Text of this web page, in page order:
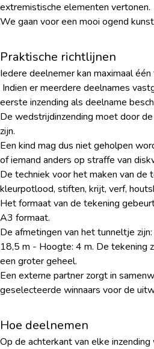
extremistische elementen vertonen.
We gaan voor een mooi ogend
Praktische richtlijnen
Iedere deelnemer kan maximaal
Indien er meerdere deelnames
eerste inzending als deelname
De wedstrijdinzending moet door
zijn.
Een kind mag dus niet geholpen
of iemand anders op straffe van
De techniek voor het maken van de
kleurpotlood, stiften, krijt, verf,
Het formaat van de tekening
A3 formaat.
De afmetingen van het tunneltje
18,5 m - Hoogte: 4 m. De tekening
een groter geheel.
Een externe partner zorgt in
geselecteerde winnaars voor de
Hoe deelnemen
Op de achterkant van elke